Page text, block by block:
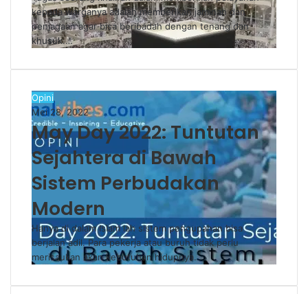
kepada warganya adalah memberikan jaminan dan
penjagaan agar bisa beribadah dengan tenang dan
khusuk.…
Opini
Mei 28, 2022
May Day 2022: Tuntutan
Sejahtera di Bawah
Sistem Perbudakan
Modern
Hanya di dalam Islam lah sistem pengupahan bisa
berjalan adil. Para pekerja atau buruh tidak perlu
merisaukan akan kebutuhan hidupnya…